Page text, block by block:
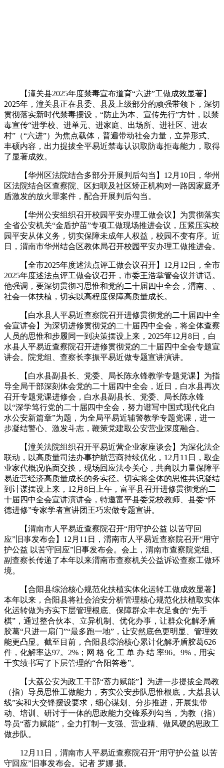
【潼关县2025年度禁毒宣布道育“六进”工做成效显著】
2025年，潼关县正在县委、县及上级部分的顽强带领下，深切
贯彻落实新时代禁毒摆设，“防止为本、宣传先行”方针，以禁
毒宣传“进学校、进单元、进家庭、出场所、进社区、进农
村”（“六进”）为焦点载体，普遍带动社会力量，立异形式、
丰硕内容，出力提拔全平易近禁毒认识取防毒拒毒能力，取得
了显著成效。
【华州区法院结合多部分开展判后勾当】12月10日，华州
区法院结合区查察院、区妇联及社区矫正机构对一路因家庭矛
盾激发的放火罪案件，配合开展判后勾当。
【华州公安组织召开校园平安办理工做会议】为贯彻落实
全省公安机关“金盾护苗”专项工做现场推进会议，压紧压实校
园平安从体义务，切实保障未成年人权益，校园不变有序。近
日，渭南市华州结合区教体局召开校园平安办理工做推进会。
【全市2025年度述法点评工做会议召开】12月12日，全市
2025年度述法点评工做会议召开，市委王浩掌管会议并讲话。
他强调，要深切贯彻习思惟和党的二十届四中全会，渭南、、
社会一体扶植，切实以高程度保障高质量成长。
【白水县人平易近查察院召开进修贯彻党的二十届四中全
会宣讲会】为深切进修贯彻党的二十届四中全会，将全体查察
人员的思惟和步履同一到决策摆设上来，2025年12月8日，白
水县人平易近查察院召开进修贯彻党的二十届四中全会专题宣
讲会。院党组、查察长李振平易近做专题宣讲演讲。
【白水县副县长、党委、局长陈永锋教学专题党课】为指
导全局干部深刻体会党的二十届四中全会，近日，白水县再次
召开专题党课进修会，白水县副县长、党委、局长陈永锋
以“深学笃行党的二十届四中全会，努力谱写中国式现代化白
水公安新篇章”为题，为全局平易近辅警教学专题党课，进一
步凝结警心、激发斗志，鞭策党建取公安营业深度融合。
【潼关法院组织召开平易近营企业家座谈会】为深化法企
联动，以高质量司法办事护航营商持续优化，12月11日，取企
业家代概况临面交换，现场回应法令关心，共商以力量保障平
易近营经济高质量成长的务实径。切实将全体的思惟共识凝结
到计谋摆设上来，12月8日上午，富平县召开进修贯彻党的二
十届四中全会宣讲演讲会，特邀富平县委党校教师、县委“怀
德进修”专家学者宣讲团王巧宏做专题宣讲。
【渭南市人平易近查察院召开“用守护公益 以苦守回
应”旧事发布会】12月11日，渭南市人平易近查察院召开“用守
护公益 以苦守回应”旧事发布会。会上，渭南市查察院党组、
副查察长传递了本年以来渭南市查察机关公益诉讼查察工做环
境。
【合阳县综治核心规范化扶植实体化运转工做成效显著】
本年以来，合阳县将社会治安分析管理核心规范化扶植取实体
化运转做为夯实下层管理根底、保障群众丰衣足食的“先手
棋”，通过整合伙本、立异机制、优化办事，让群众化解矛盾
胶葛“只进一扇门”“最多跑一地”，让安然底色更明显、管理效
能更凸显。截至目前，合阳县综治核心累计化解矛盾胶葛626
件，化解率达97。2%；网 格 化 工 单 办 结 率96。9%，用实
干实绩书写了下层管理的“合阳答卷”。
【大荔公安为政工干部“蓄力赋能”】为进一步提拔全局教
（指）导员思惟工做能力，夯实公安步队思惟根底，大荔县认
线”实和大交锋摆设要求，细心谋划、分步推进，开展集带
动、培训、研讨于一体的思政能力交锋系列勾当，为教（指）
导员“蓄力赋能”，全力打制一支强、营业精、做风硬的思政工
做步队。
12月11日，渭南市人平易近查察院召开“用守护公益 以苦
守回应”旧事发布会。记者 罗娜 摄。